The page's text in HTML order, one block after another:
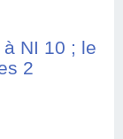
NI 10 ; le
2